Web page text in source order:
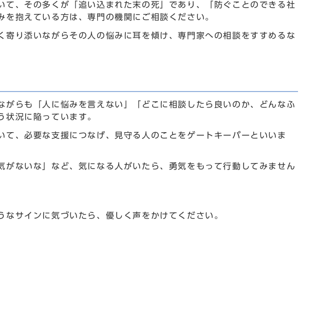
て、その多くが「追い込まれた末の死」であり、「防ぐことのできる社
抱えている方は、専門の機関にご相談ください。
寄り添いながらその人の悩みに耳を傾け、専門家への相談をすすめるな
がらも「人に悩みを言えない」「どこに相談したら良いのか、どんなふ
状況に陥っています。
て、必要な支援につなげ、見守る人のことをゲートキーパーといいま
がないな」など、気になる人がいたら、勇気をもって行動してみません
サインに気づいたら、優しく声をかけてください。